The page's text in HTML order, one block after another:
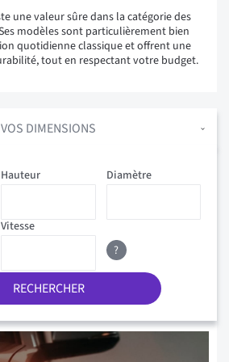
une valeur sûre dans la catégorie des
modèles sont particulièrement bien
quotidienne classique et offrent une
tout en respectant votre budget.
VOS DIMENSIONS
Diamètre
Hauteur
Vitesse
?
RECHERCHER